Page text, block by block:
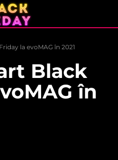
la evoMAG în 2021
Black
în